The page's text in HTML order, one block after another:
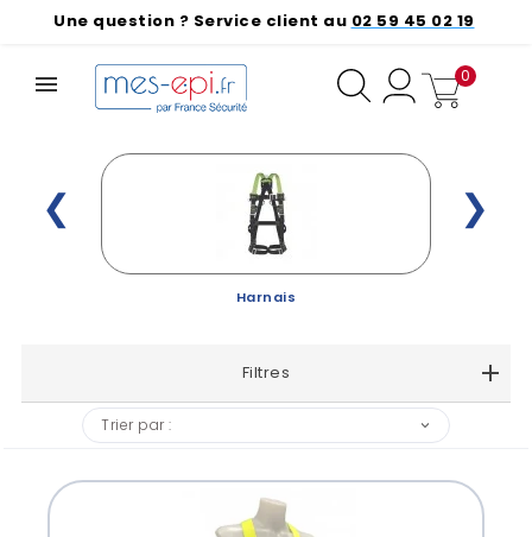
Une question ? Service client au 02 59 45 02 19
0
❮
Harnais
❯
Filtres
Trier par :